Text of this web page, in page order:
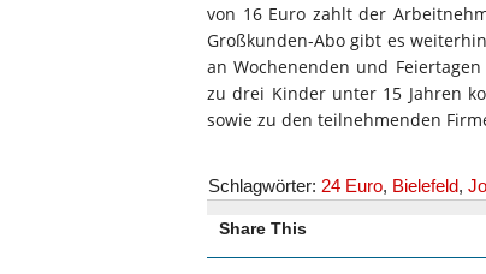
von 16 Euro zahlt der
Großkunden-Abo gibt es
an Wochenenden und
zu drei Kinder unter 15 Jahren
sowie zu den teilnehmenden
Schlagwörter: 24 Euro, Bielefeld,
Share This